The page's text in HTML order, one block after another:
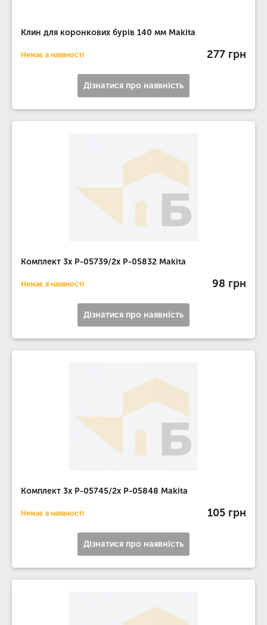
Клин для коронкових бурів 140 мм Makita
Немає в наявності 277 грн
Дізнатися про наявність
Комплект 3x P-05739/2x P-05832 Makita
Немає в наявності 98 грн
Дізнатися про наявність
Комплект 3x P-05745/2x P-05848 Makita
Немає в наявності 105 грн
Дізнатися про наявність